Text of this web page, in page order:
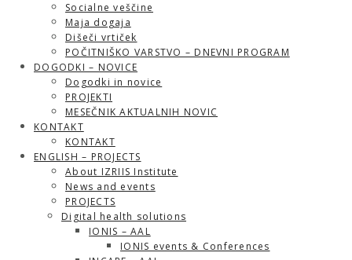
Socialne veščine
Maja dogaja
Dišeči vrtiček
POČITNIŠKO VARSTVO – DNEVNI PROGRAM
DOGODKI – NOVICE
Dogodki in novice
PROJEKTI
MESEČNIK AKTUALNIH NOVIC
KONTAKT
KONTAKT
ENGLISH – PROJECTS
About IZRIIS Institute
News and events
PROJECTS
Digital health solutions
IONIS – AAL
IONIS events & Conferences